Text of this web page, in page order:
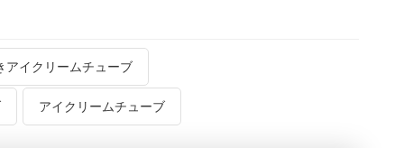
アイクリームチューブ
アイクリームチューブ